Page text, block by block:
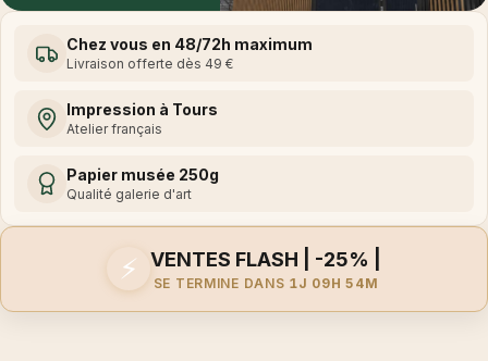
Chez vous en 48/72h maximum
Livraison offerte dès 49 €
Impression à Tours
Atelier français
Papier musée 250g
Qualité galerie d'art
⚡ VENTES FLASH | -25% |
SE TERMINE DANS 1J 09H 54M